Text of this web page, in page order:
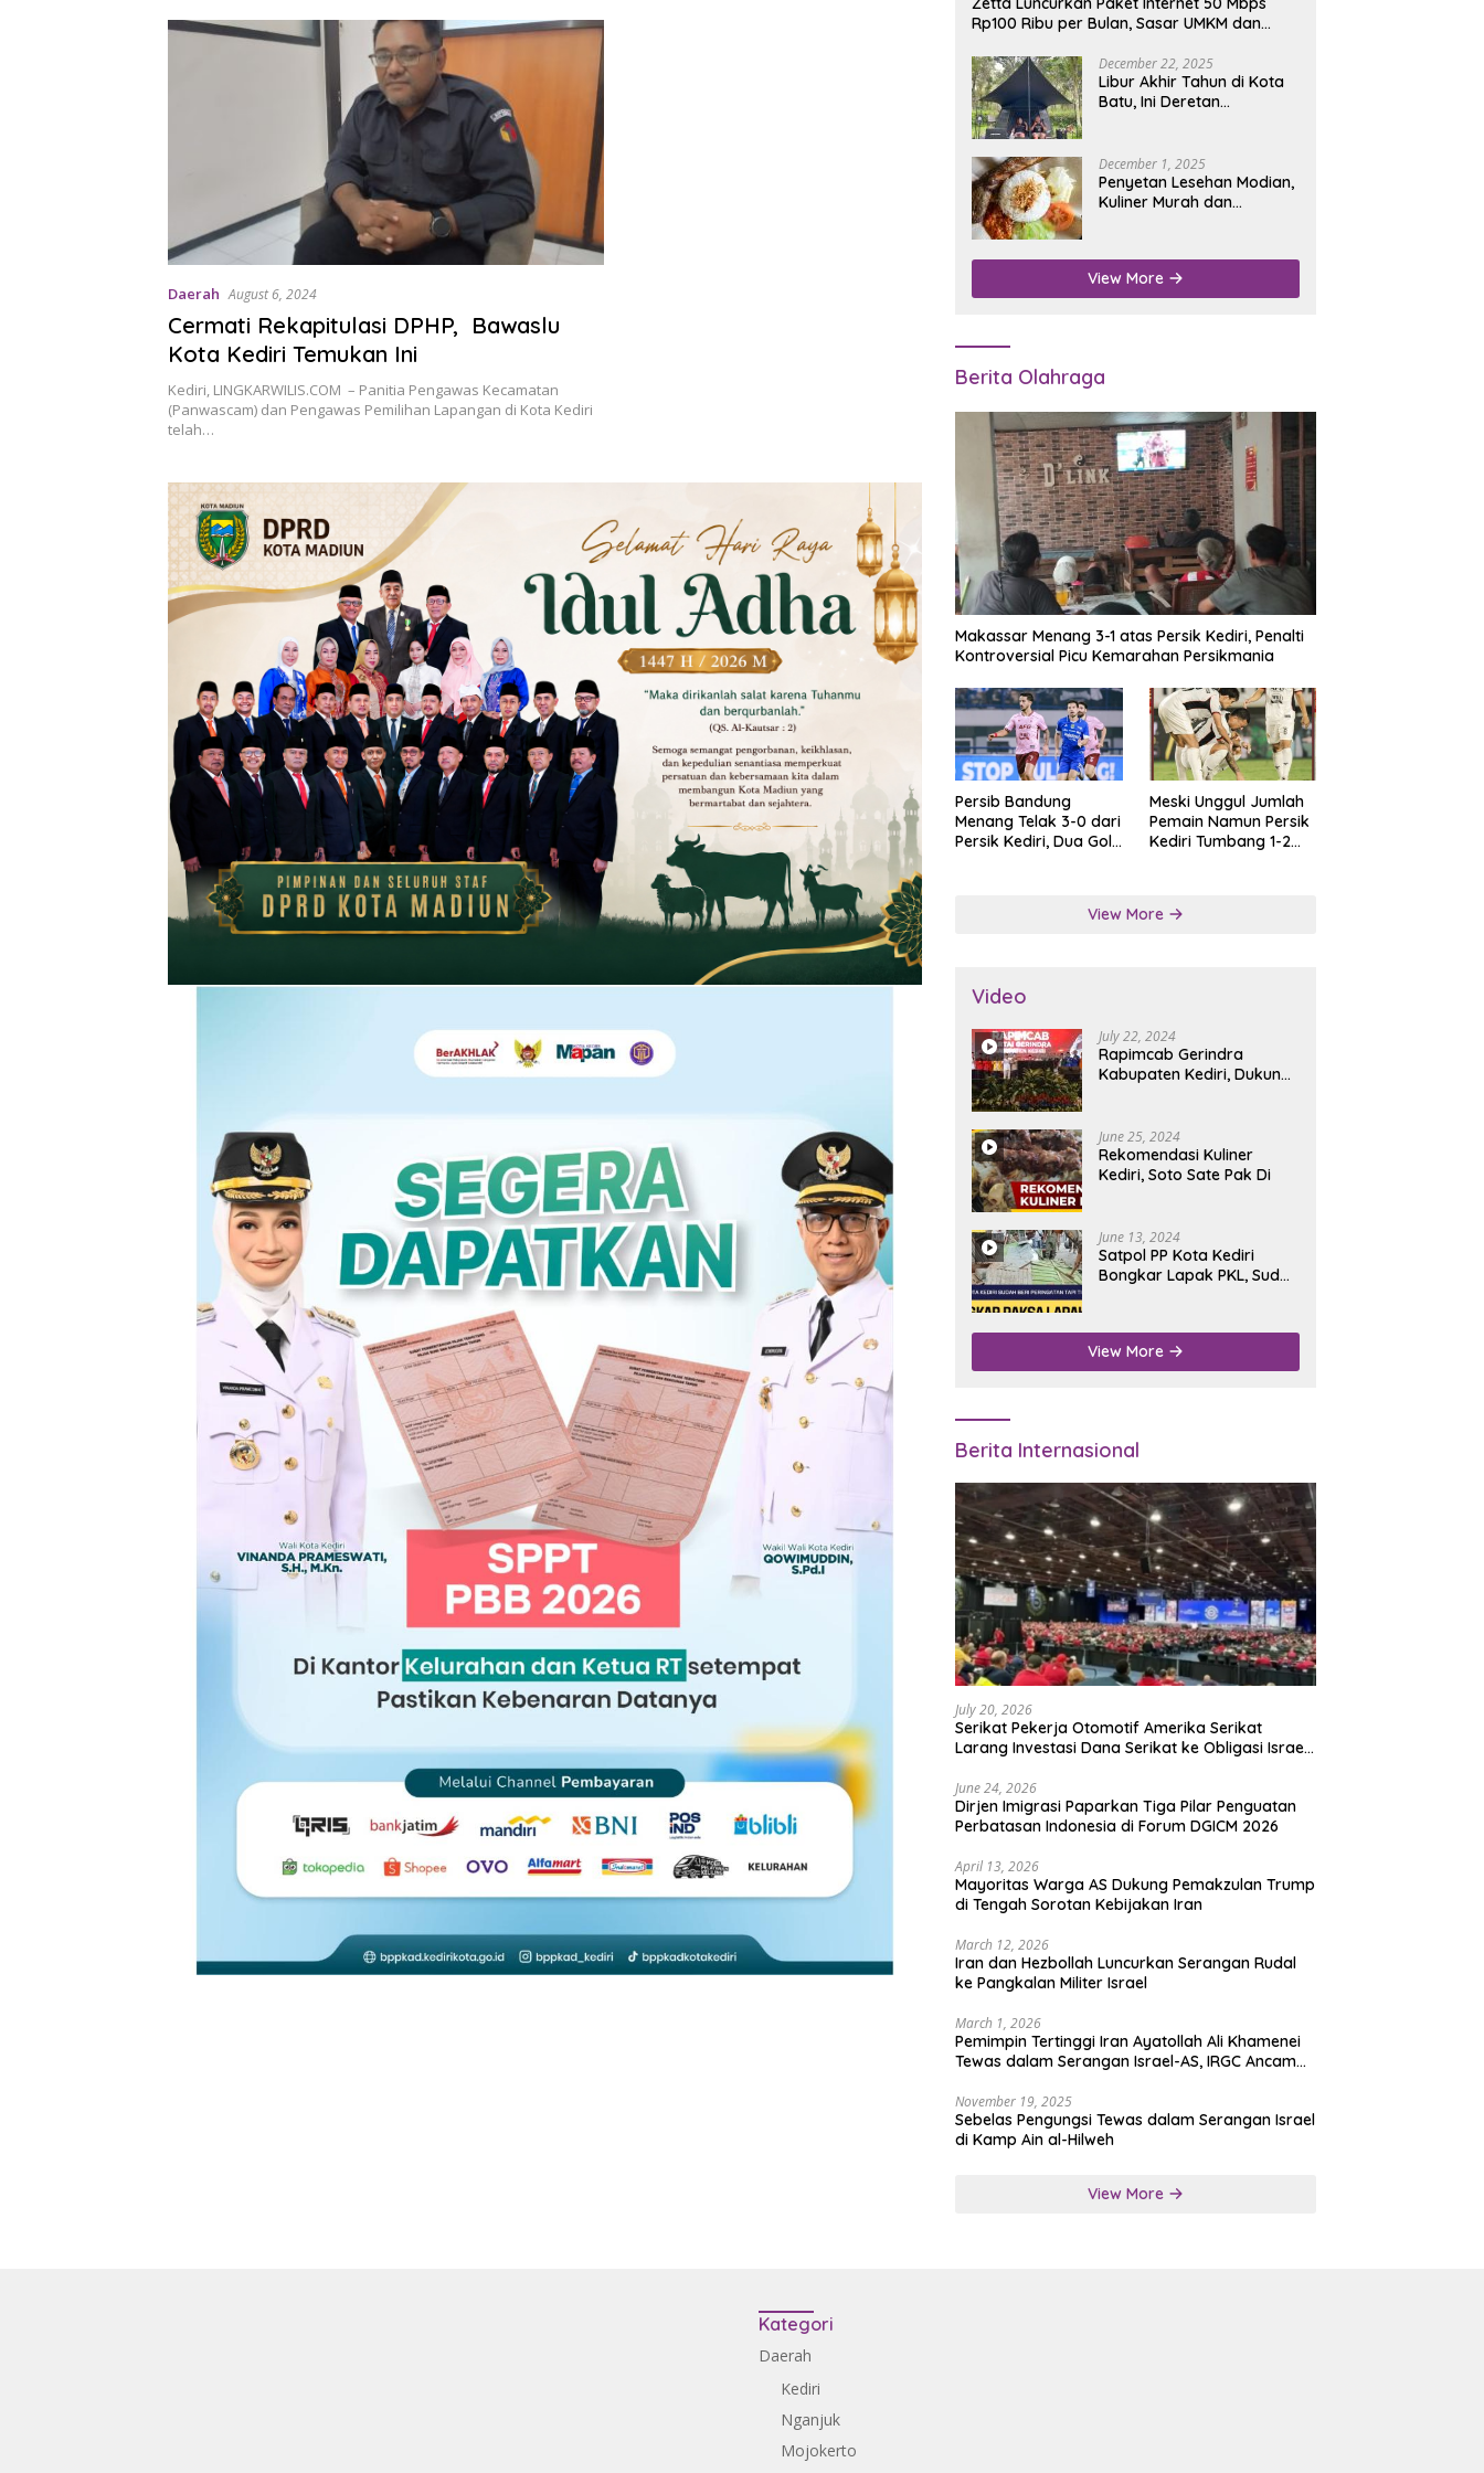
Daerah August 6, 2024
Cermati Rekapitulasi DPHP, Bawaslu
Kota Kediri Temukan Ini
Kediri, LINGKARWILIS.COM – Panitia Pengawas Kecamatan
(Panwascam) dan Pengawas Pemilihan Lapangan di Kota Kediri
telah…
Rp100 Ribu per Bulan, Sasar UMKM dan
December 22, 2025
Libur Akhir Tahun di Kota
Batu, Ini Deretan
December 1, 2025
Penyetan Lesehan Modian,
Kuliner Murah dan
Nganjuk
View More
Berita Olahraga
Makassar Menang 3-1 atas Persik Kediri, Penalti
Kontroversial Picu Kemarahan Persikmania
Persib Bandung
Menang Telak 3-0 dari
Persik Kediri, Dua Gol
Meski Unggul Jumlah
Pemain Namun Persik
Kediri Tumbang 1-2
View More
Video
July 22, 2024
Rapimcab Gerindra
Kabupaten Kediri, Dukung
June 25, 2024
Rekomendasi Kuliner
Kediri, Soto Sate Pak Di
June 13, 2024
Satpol PP Kota Kediri
Bongkar Lapak PKL, Sudah
View More
Berita Internasional
July 20, 2026
Serikat Pekerja Otomotif Amerika Serikat
Larang Investasi Dana Serikat ke Obligasi Israel,
June 24, 2026
Dirjen Imigrasi Paparkan Tiga Pilar Penguatan
Perbatasan Indonesia di Forum DGICM 2026
April 13, 2026
Mayoritas Warga AS Dukung Pemakzulan Trump
di Tengah Sorotan Kebijakan Iran
March 12, 2026
Iran dan Hezbollah Luncurkan Serangan Rudal
ke Pangkalan Militer Israel
March 1, 2026
Pemimpin Tertinggi Iran Ayatollah Ali Khamenei
Tewas dalam Serangan Israel-AS, IRGC Ancam
November 19, 2025
Sebelas Pengungsi Tewas dalam Serangan Israel
di Kamp Ain al-Hilweh
View More
Kategori
Daerah
Kediri
Nganjuk
Mojokerto